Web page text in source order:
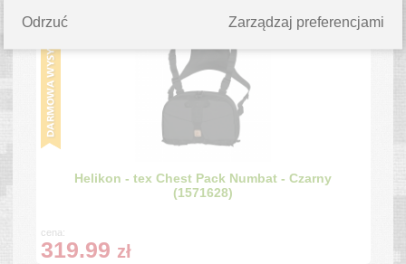
Helikon - tex Chest Pack Numbat - Czarny
(1571628)
cena:
319.99 zł
Zarządzaj preferencjami
Odrzuć